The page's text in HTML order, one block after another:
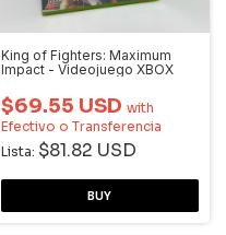
King of Fighters: Maximum
Impact - Videojuego XBOX
$69.55 USD with
Efectivo o Transferencia
Lista: $81.82 USD